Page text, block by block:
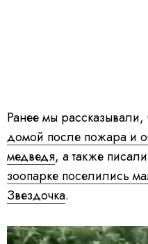
Ранее мы рассказывали,
домой после пожара и
медведя, а также
зоопарке поселились
Звездочка.